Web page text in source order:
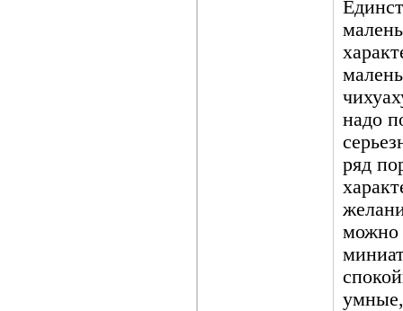
надо
ряд
можно
умные,